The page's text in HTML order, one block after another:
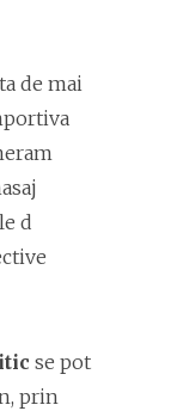
de mai
d
se pot
prin